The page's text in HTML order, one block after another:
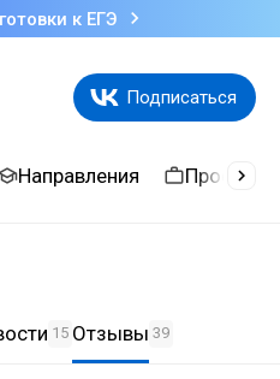
к ЕГЭ
Подписаться
Направления
15 Отзывы 39